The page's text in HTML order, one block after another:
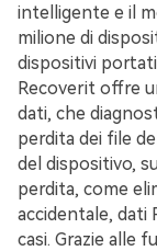
intelligente e il
milione di
dispositivi
Recoverit offre
dati, che
perdita dei file
del dispositivo,
perdita, come
accidentale, dati
casi. Grazie alle